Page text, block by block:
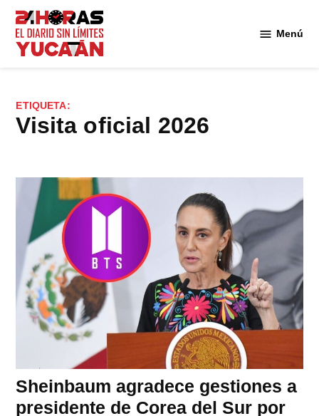
Saltar
contenido
Menú
ETIQUETA:
visita oficial 2026
Sheinbaum agradece gestiones a
presidente de Corea del Sur por